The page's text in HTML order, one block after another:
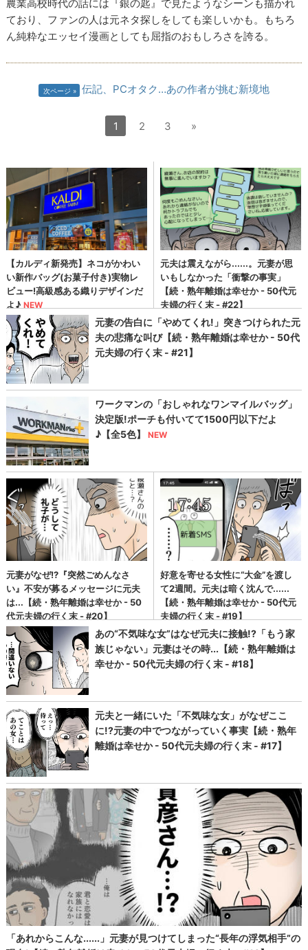
農業高校時代の話には『銀の匙』で見たようなシーンも描かれ
ており、ファンの人は元ネタ探しをしても楽しいかも。もちろ
ん純粋なエッセイ漫画としても屈指のおもしろさを誇る。
次ページ 伝記、PCオタク…あの作者が挑む新境地
1 2 3 »